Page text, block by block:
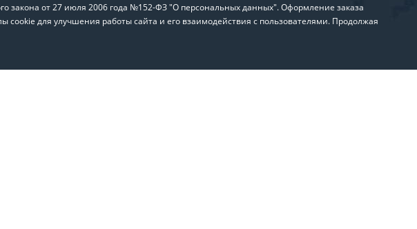
закона от 27 июля 2006 года №152-ФЗ "О персональных данных". Оформление заказа
для улучшения работы сайта и его взаимодействия с пользователями. Продолжая